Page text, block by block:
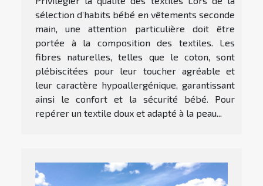
sélection d’habits bébé en vêtements seconde
main, une attention particulière doit être
portée à la composition des textiles. Les
fibres naturelles, telles que le coton, sont
plébiscitées pour leur toucher agréable et
leur caractère hypoallergénique, garantissant
ainsi le confort et la sécurité bébé. Pour
repérer un textile doux et adapté à la peau...